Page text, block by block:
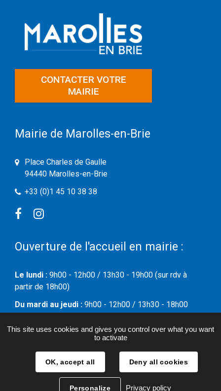
CONTACTER VOTRE
MAIRIE
Mairie de Marolles-en-Brie
Place Charles de Gaulle
94440 Marolles-en-Brie
+33 (0)1 45 10 38 38
FacebookInstagram
Ouverture de l'accueil en mairie :
Le lundi : 9h00 - 12h00 / 13h30 - 19h00 (sur rdv à
partir de 18h00)
Du mardi au jeudi : 9h00 - 12h00 / 13h30 - 18h00
09h00 - 12h00
Mentions légales & Politique de confidentialité
This site uses cookies and gives you control over what you want
to activate
OK, accept all Deny all cookies
Personalize Privacy policy